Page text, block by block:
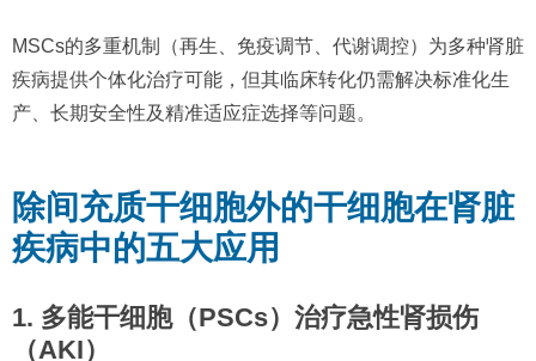
MSCs的多重机制（再生、免疫调节、代谢调控）为多种肾脏
疾病提供个体化治疗可能，但其临床转化仍需解决标准化生
产、长期安全性及精准适应症选择等问题。
除间充质干细胞外的干细胞在肾脏
疾病中的五大应用
1. 多能干细胞（PSCs）治疗急性肾损伤
（AKI）